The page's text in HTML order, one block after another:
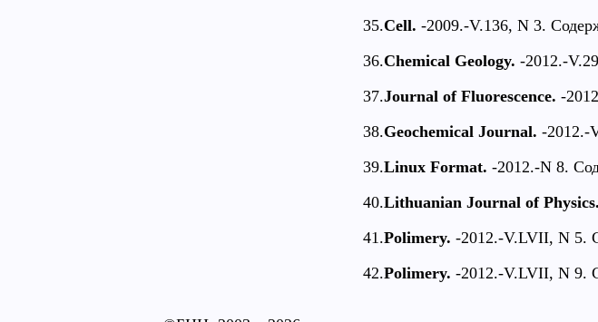
35.Cell. -2009.-V.136, N 3.
36.Chemical Geology. -2012.-
37.Journal of Fluorescence. -
38.Geochemical Journal. -2012.-
39.Linux Format. -2012.-N 8.
40.Lithuanian Journal of Physics.
41.Polimery. -2012.-V.LVII, N 5.
42.Polimery. -2012.-V.LVII, N 9.